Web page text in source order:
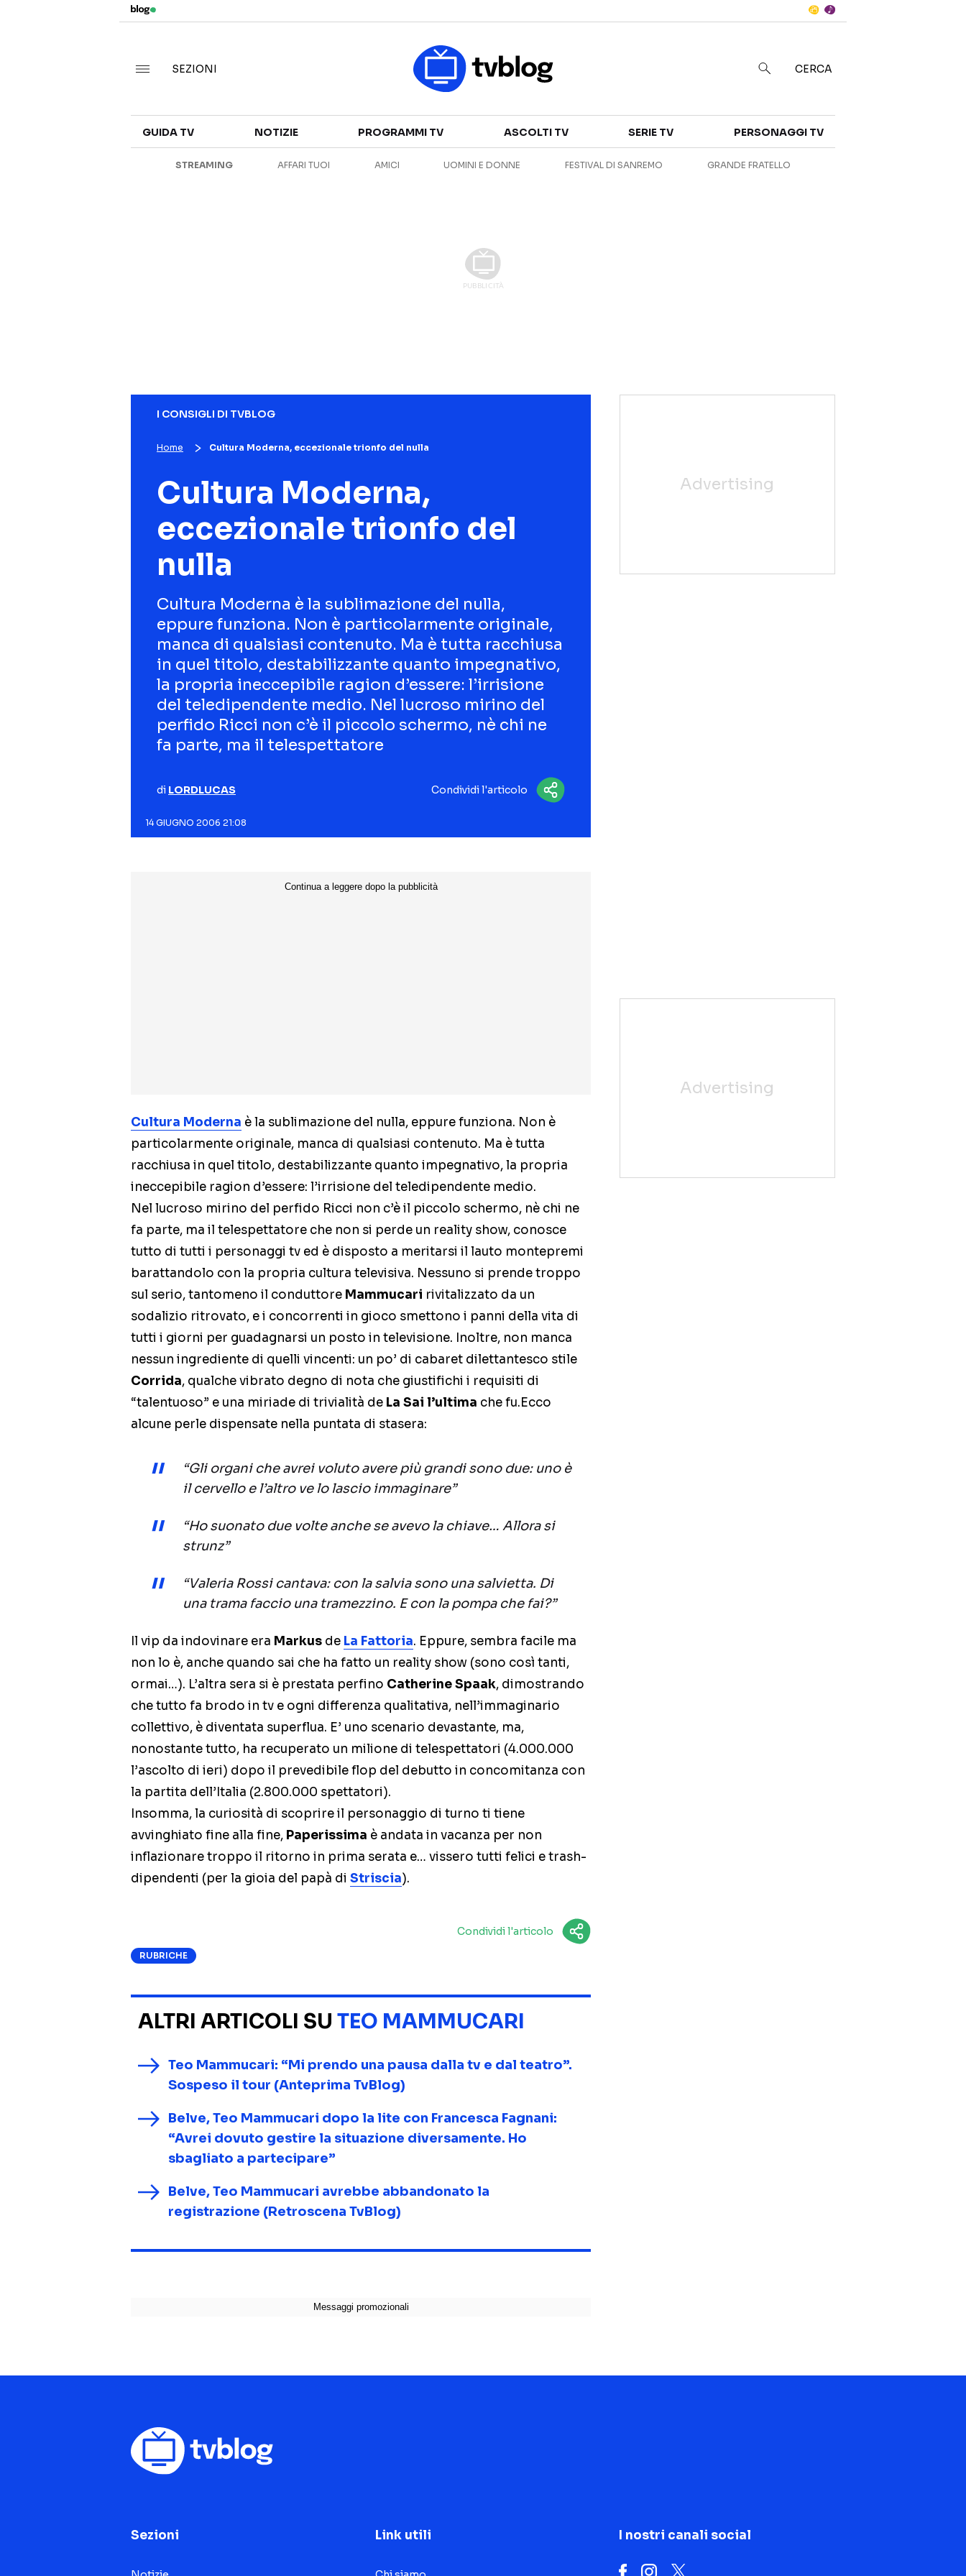
CANALI TV
SERIE TV
ANTEPRIME
SEZIONI CERCA
GUIDA TV NOTIZIE PROGRAMMI TV ASCOLTI TV SERIE TV PERSONAGGI TV
STREAMING AFFARI TUOI AMICI UOMINI E DONNE FESTIVAL DI SANREMO GRANDE FRATELLO
I CONSIGLI DI TVBLOG
Home Cultura Moderna, eccezionale trionfo del nulla
Cultura Moderna,
eccezionale trionfo del
nulla
Cultura Moderna è la sublimazione del nulla,
eppure funziona. Non è particolarmente originale,
manca di qualsiasi contenuto. Ma è tutta racchiusa
in quel titolo, destabilizzante quanto impegnativo,
la propria ineccepibile ragion d’essere: l’irrisione
del teledipendente medio. Nel lucroso mirino del
perfido Ricci non c’è il piccolo schermo, nè chi ne
fa parte, ma il telespettatore
di LORDLUCAS Condividi l'articolo
14 GIUGNO 2006 21:08
Cultura Moderna è la sublimazione del nulla, eppure funziona. Non è
particolarmente originale, manca di qualsiasi contenuto. Ma è tutta
racchiusa in quel titolo, destabilizzante quanto impegnativo, la propria
ineccepibile ragion d’essere: l’irrisione del teledipendente medio.
Nel lucroso mirino del perfido Ricci non c’è il piccolo schermo, nè chi ne
fa parte, ma il telespettatore che non si perde un reality show, conosce
tutto di tutti i personaggi tv ed è disposto a meritarsi il lauto montepremi
barattandolo con la propria cultura televisiva. Nessuno si prende troppo
sul serio, tantomeno il conduttore Mammucari rivitalizzato da un
sodalizio ritrovato, e i concorrenti in gioco smettono i panni della vita di
tutti i giorni per guadagnarsi un posto in televisione. Inoltre, non manca
nessun ingrediente di quelli vincenti: un po’ di cabaret dilettantesco stile
Corrida, qualche vibrato degno di nota che giustifichi i requisiti di
“talentuoso” e una miriade di trivialità de La Sai l’ultima che fu.Ecco
alcune perle dispensate nella puntata di stasera:
“Gli organi che avrei voluto avere più grandi sono due: uno è
il cervello e l’altro ve lo lascio immaginare”
“Ho suonato due volte anche se avevo la chiave… Allora si
strunz”
“Valeria Rossi cantava: con la salvia sono una salvietta. Di
una trama faccio una tramezzino. E con la pompa che fai?”
Il vip da indovinare era Markus de La Fattoria. Eppure, sembra facile ma
non lo è, anche quando sai che ha fatto un reality show (sono così tanti,
ormai…). L’altra sera si è prestata perfino Catherine Spaak, dimostrando
che tutto fa brodo in tv e ogni differenza qualitativa, nell’immaginario
collettivo, è diventata superflua. E’ uno scenario devastante, ma,
nonostante tutto, ha recuperato un milione di telespettatori (4.000.000
l’ascolto di ieri) dopo il prevedibile flop del debutto in concomitanza con
la partita dell’Italia (2.800.000 spettatori).
Insomma, la curiosità di scoprire il personaggio di turno ti tiene
avvinghiato fine alla fine, Paperissima è andata in vacanza per non
inflazionare troppo il ritorno in prima serata e… vissero tutti felici e trash-
dipendenti (per la gioia del papà di Striscia).
Condividi l'articolo
RUBRICHE
ALTRI ARTICOLI SU TEO MAMMUCARI
Teo Mammucari: “Mi prendo una pausa dalla tv e dal teatro”.
Sospeso il tour (Anteprima TvBlog)
Belve, Teo Mammucari dopo la lite con Francesca Fagnani:
“Avrei dovuto gestire la situazione diversamente. Ho
sbagliato a partecipare”
Belve, Teo Mammucari avrebbe abbandonato la
registrazione (Retroscena TvBlog)
Sezioni Link utili I nostri canali social